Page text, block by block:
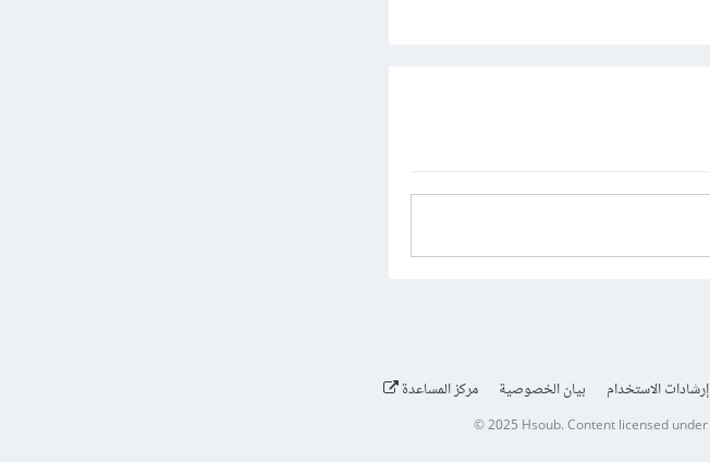
إرشادات الاستخدام بيان الخصوصية مركز المساعدة
© 2025 Hsoub.Content licensed under